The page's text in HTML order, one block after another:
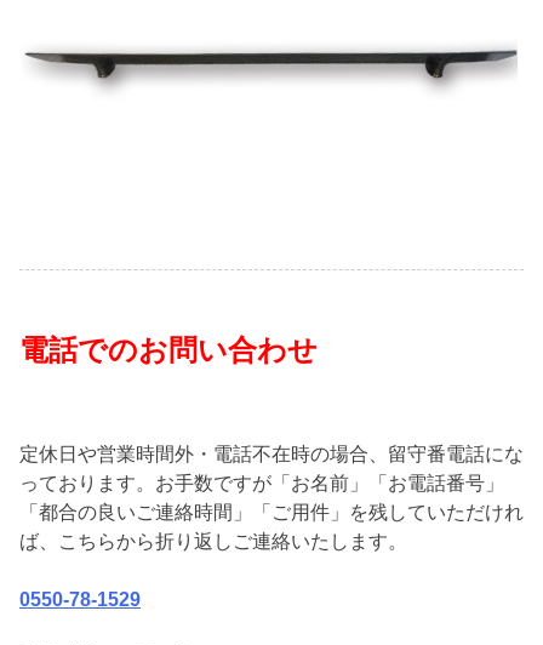
電話でのお問い合わせ
定休日や営業時間外・電話不在時の場合、留守番電話にな
っております。お手数ですが「お名前」「お電話番号」
「都合の良いご連絡時間」「ご用件」を残していただけれ
ば、こちらから折り返しご連絡いたします。
0550-78-1529